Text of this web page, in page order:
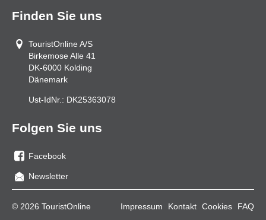
Finden Sie uns
TouristOnline A/S
Birkemose Alle 41
DK-6000 Kolding
Dänemark
Ust-IdNr.: DK25363078
Folgen Sie uns
Sie
uns
Facebook
Newsletter
© 2026 TouristOnline Impressum Kontakt Cookies FAQ